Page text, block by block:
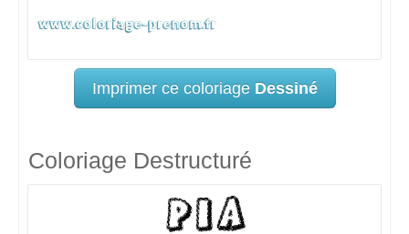
Imprimer ce coloriage Dessiné
Coloriage Destructuré